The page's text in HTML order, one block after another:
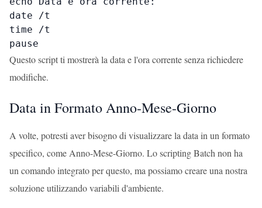
date /t
time /t
pause
Questo script ti mostrerà la data e l'ora corrente senza richiedere
modifiche.
Data in Formato Anno-Mese-Giorno
A volte, potresti aver bisogno di visualizzare la data in un formato
specifico, come Anno-Mese-Giorno. Lo scripting Batch non ha
un comando integrato per questo, ma possiamo creare una nostra
soluzione utilizzando variabili d'ambiente.